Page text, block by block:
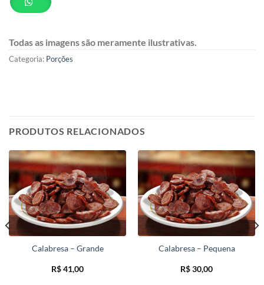
Todas as imagens são meramente ilustrativas.
Categoria: Porções
PRODUTOS RELACIONADOS
Calabresa – Grande
R$41,00
Calabresa – Pequena
R$30,00